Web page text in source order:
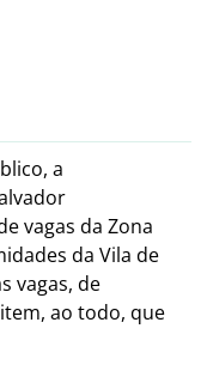
a
vagas da Zona
da Vila de
vagas, de
ao todo, que